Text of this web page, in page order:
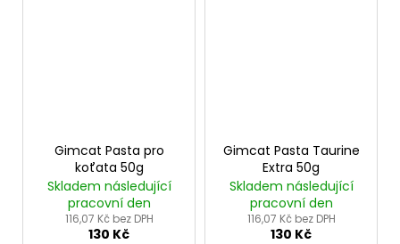
Gimcat Pasta pro
koťata 50g
Skladem následující
pracovní den
116,07 Kč bez DPH
130 Kč
Gimcat Pasta Taurine
Extra 50g
Skladem následující
pracovní den
116,07 Kč bez DPH
130 Kč